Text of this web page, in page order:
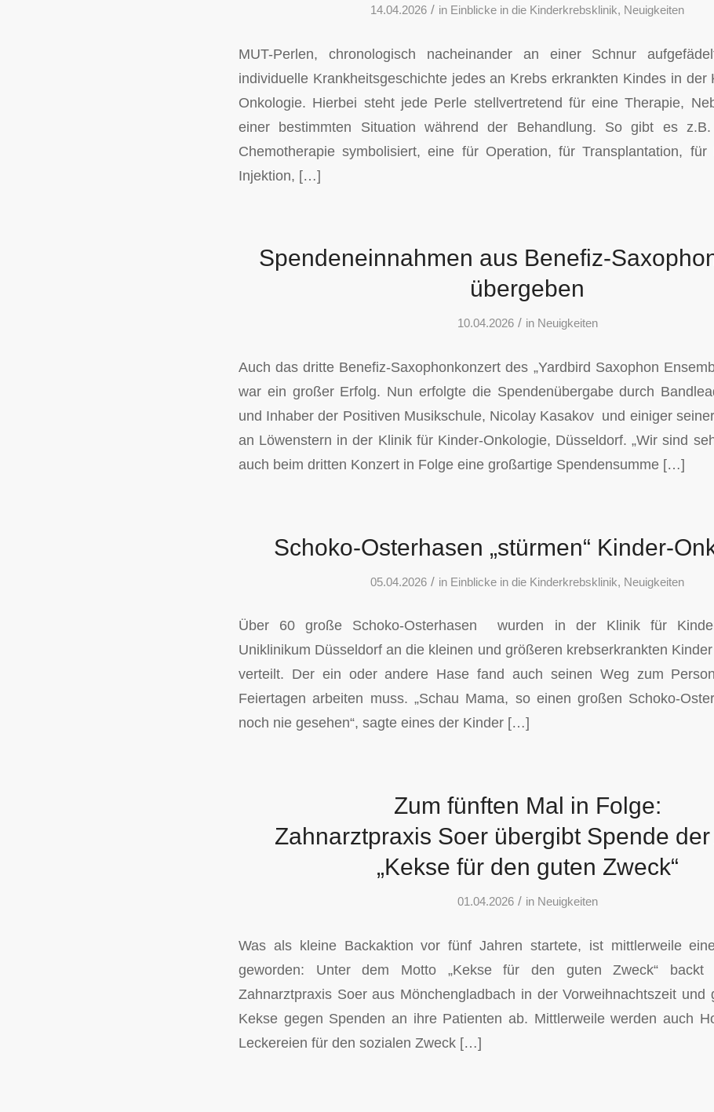
14.04.2026 / in Einblicke in die Kinderkrebsklinik, Neuigkeiten
MUT-Perlen, chronologisch nacheinander an einer Schnur
individuelle Krankheitsgeschichte jedes an Krebs erkrankten Kindes in der
Onkologie. Hierbei steht jede Perle stellvertretend für eine Therapie,
einer bestimmten Situation während der Behandlung. So gibt es
Chemotherapie symbolisiert, eine für Operation, für Transplantation, für
Injektion, […]
Spendeneinnahmen aus Benefiz-
übergeben
10.04.2026 / in Neuigkeiten
Auch das dritte Benefiz-Saxophonkonzert des „Yardbird Saxophon
war ein großer Erfolg. Nun erfolgte die Spendenübergabe durch
und Inhaber der Positiven Musikschule, Nicolay Kasakov und einiger
an Löwenstern in der Klinik für Kinder-Onkologie, Düsseldorf. „Wir sind
auch beim dritten Konzert in Folge eine großartige Spendensumme […]
Schoko-Osterhasen „stürmen“ Kinder-
05.04.2026 / in Einblicke in die Kinderkrebsklinik, Neuigkeiten
Über 60 große Schoko-Osterhasen wurden in der Klinik für
Uniklinikum Düsseldorf an die kleinen und größeren krebserkrankten
verteilt. Der ein oder andere Hase fand auch seinen Weg zum
Feiertagen arbeiten muss. „Schau Mama, so einen großen Schoko-
noch nie gesehen“, sagte eines der Kinder […]
Zum fünften Mal in Folge:
Zahnarztpraxis Soer übergibt Spende der
„Kekse für den guten Zweck“
01.04.2026 / in Neuigkeiten
Was als kleine Backaktion vor fünf Jahren startete, ist mittlerweile
geworden: Unter dem Motto „Kekse für den guten Zweck“
Zahnarztpraxis Soer aus Mönchengladbach in der Vorweihnachtszeit und
Kekse gegen Spenden an ihre Patienten ab. Mittlerweile werden auch
Leckereien für den sozialen Zweck […]